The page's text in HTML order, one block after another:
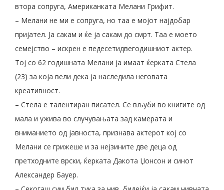
втора сопруга, Американката Мелани Грифит.
– Мелани не ми е сопруга, но таа е мојот најдобар
пријател. Ја сакам и ќе ја сакам до смрт. Таа е моето
семејство – искрен е педесетидвегодишниот актер.
Тој со 62 годишната Мелани ја имаат ќерката Стела
(23) за која вели дека ја наследила неговата
креативност.
– Стела е талентиран писател. Се вљуби во книгите од
мала и ужива во случувањата зад камерата и
вниманието од јавноста, признава актерот кој со
Мелани се грижеше и за нејзините две деца од
претходните врски, ќерката Дакота Џонсон и синот
Александер Бауер.